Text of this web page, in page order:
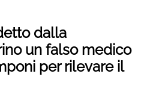
dalla
un falso medico
per rilevare il